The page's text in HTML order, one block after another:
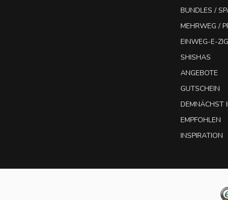
BUNDLES /
MEHRWEG /
EINWEG-E-
SHISHAS
ANGEBOTE
GUTSCHEIN
DEMNÄCHST
EMPFOHLEN
INSPIRATION